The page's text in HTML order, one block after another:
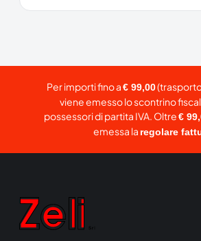
Per importi fino a€ 99,00
viene emesso lo scontrino
possessori di partita IVA. Oltre€
emessa la regolare